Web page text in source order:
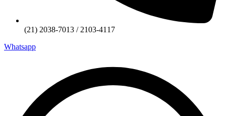
(21) 2038-7013 / 2103-4117
Whatsapp